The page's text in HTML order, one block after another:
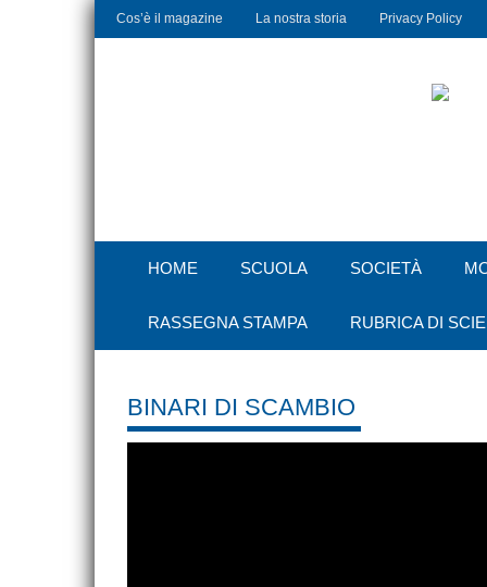
Cos’è il magazine La nostra storia Privacy Policy
HOME SCUOLA SOCIETÀ
RASSEGNA STAMPA RUBRICA DI
BINARI DI SCAMBIO